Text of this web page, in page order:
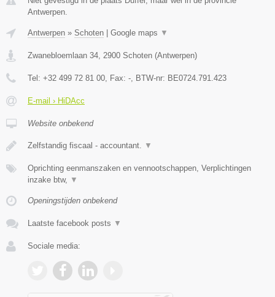
Antwerpen.
Antwerpen » Schoten | Google maps ▼
Zwanebloemlaan 34 2900 Schoten (Antwerpen)
Tel: +32 499 72 81 00 , Fax: - , BTW-nr: BE0724.791.423
E-mail › HiDAcc
Website onbekend
Zelfstandig fiscaal - accountant. ▼
Oprichting eenmanszaken en vennootschappen, Verplichtingen
inzake btw, ▼
Openingstijden onbekend
Laatste facebook posts ▼
Sociale media: